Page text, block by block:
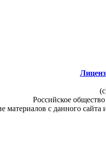
Российское
материалов с данного